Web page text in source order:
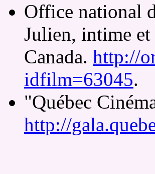
Office national
Julien, intime
Canada. http://
idfilm=63045.
"Québec
http://